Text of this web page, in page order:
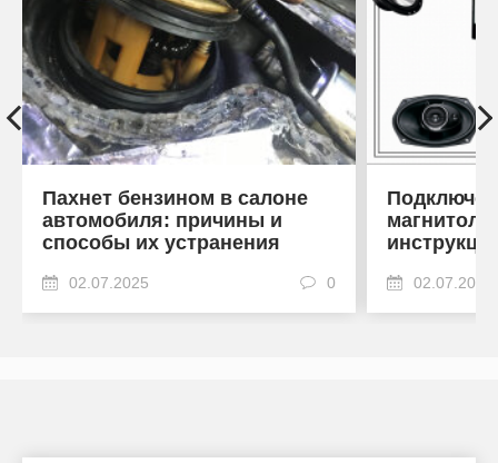
Пахнет бензином в салоне
автомобиля: причины и
способы их устранения
02.07.2025 0 02.07.2025